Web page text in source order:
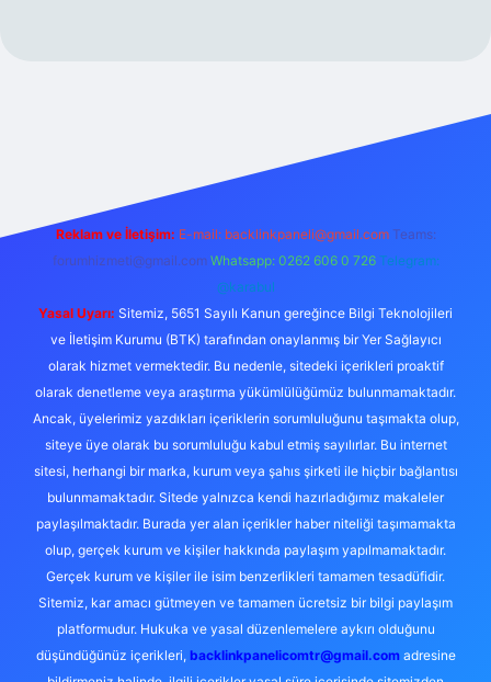
Reklam ve İletişim: E-mail: backlinkpaneli@gmail.com Teams:
forumhizmeti@gmail.com Whatsapp: 0262 606 0 726 Telegram:
@karabul
Yasal Uyarı: Sitemiz, 5651 Sayılı Kanun gereğince Bilgi Teknolojileri
ve İletişim Kurumu (BTK) tarafından onaylanmış bir Yer Sağlayıcı
olarak hizmet vermektedir. Bu nedenle, sitedeki içerikleri proaktif
olarak denetleme veya araştırma yükümlülüğümüz bulunmamaktadır.
Ancak, üyelerimiz yazdıkları içeriklerin sorumluluğunu taşımakta olup,
siteye üye olarak bu sorumluluğu kabul etmiş sayılırlar. Bu internet
sitesi, herhangi bir marka, kurum veya şahıs şirketi ile hiçbir bağlantısı
bulunmamaktadır. Sitede yalnızca kendi hazırladığımız makaleler
paylaşılmaktadır. Burada yer alan içerikler haber niteliği taşımamakta
olup, gerçek kurum ve kişiler hakkında paylaşım yapılmamaktadır.
Gerçek kurum ve kişiler ile isim benzerlikleri tamamen tesadüfidir.
Sitemiz, kar amacı gütmeyen ve tamamen ücretsiz bir bilgi paylaşım
platformudur. Hukuka ve yasal düzenlemelere aykırı olduğunu
düşündüğünüz içerikleri, backlinkpanelicomtr@gmail.comadresine